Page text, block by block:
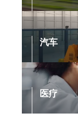
汽车
医疗